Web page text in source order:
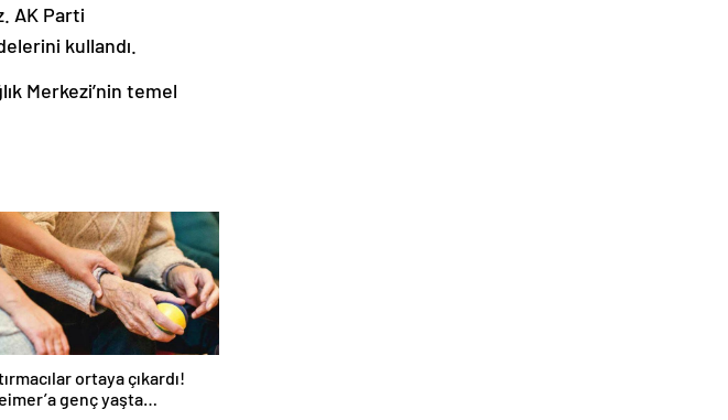
AK Parti
kullandı.
Merkezi’nin temel
ortaya çıkardı!
genç yaşta